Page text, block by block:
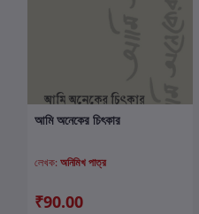
কার্টে যোগ করুন
আমি অনেকের চিৎকার
লেখক: অনিমিখ পাত্র
₹90.00